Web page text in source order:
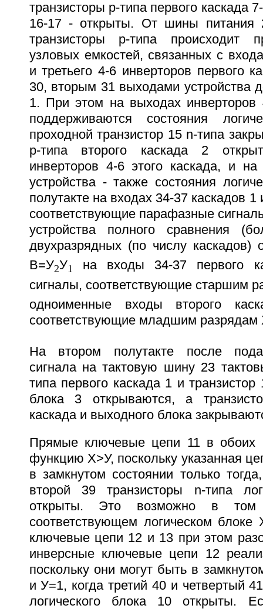
транзисторы p-типа первого каскада
16-17 - открыты. От шины питания
транзисторы p-типа происходит
узловых емкостей, связанных с
и третьего 4-6 инверторов первого
30, вторым 31 выходами устройства
1. При этом на выходах инверторов
поддерживаются состояния
проходной транзистор 15 n-типа
p-типа второго каскада 2
инверторов 4-6 этого каскада, и
устройства - также состояния
полутакте на входах 34-37 каскадов
соответствующие парафазные
устройства полного сравнения
двухразрядных (по числу каскадов)
В=У2У1
на входы 34-37 первого
сигналы, соответствующие старшим
одноименные входы второго
соответствующие младшим разрядам
На втором полутакте после
сигнала на тактовую шину 23
типа первого каскада 1 и
блока 3 открываются, а
каскада и выходного блока
Прямые ключевые цепи 11 в обоих
функцию Х>У, поскольку указанная
в замкнутом состоянии только
второй 39 транзисторы n-типа
открыты. Это возможно в том
соответствующем логическом
ключевые цепи 12 и 13 при этом
инверсные ключевые цепи 12
поскольку они могут быть в
и У=1, когда третий 40 и четвертый
логического блока 10 открыты.